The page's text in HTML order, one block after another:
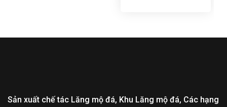
Sản xuất chế tác Lăng mộ đá, Khu Lăng mộ đá, Các hạng